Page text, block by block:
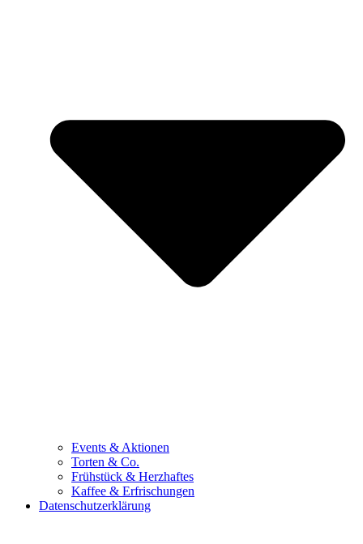
Events & Aktionen
Torten & Co.
Frühstück & Herzhaftes
Kaffee & Erfrischungen
Datenschutzerklärung